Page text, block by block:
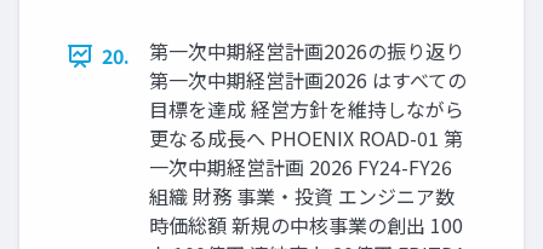
20.
第一次中期経営計画2026の振り返り
第一次中期経営計画2026 はすべての
目標を達成 経営方針を維持しながら
更なる成長へ PHOENIX ROAD-01 第
一次中期経営計画 2026 FY24-FY26
組織 財務 事業・投資 エンジニア数
時価総額 新規の中核事業の創出 100